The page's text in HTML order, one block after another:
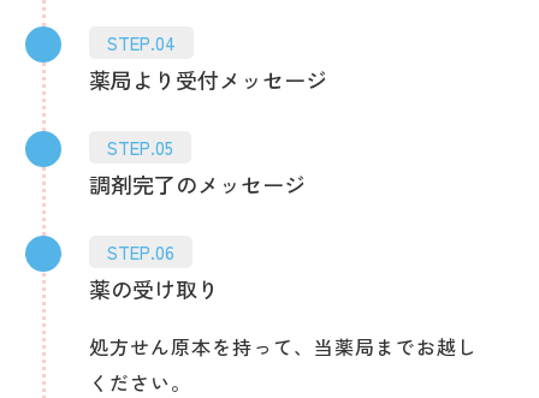
STEP.04
薬局より受付メッセージ
STEP.05
調剤完了のメッセージ
STEP.06
薬の受け取り
処方せん原本を持って、当薬局までお越し
ください。